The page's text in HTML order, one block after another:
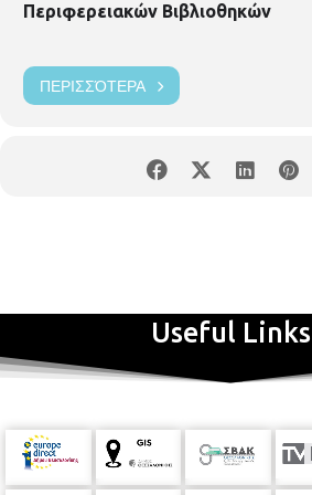
Περιφερειακών Βιβλιοθηκών
ΠΕΡΙΣΣΌΤΕΡΑ
Useful Links